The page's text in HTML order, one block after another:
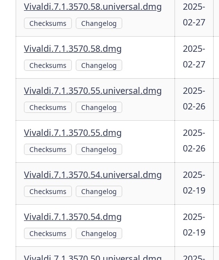
Vivaldi.7.1.3570.58.universal.dmg
Checksums Changelog
2025-
02-27
Vivaldi.7.1.3570.58.dmg
Checksums Changelog
2025-
02-27
Vivaldi.7.1.3570.55.universal.dmg
Checksums Changelog
2025-
02-26
Vivaldi.7.1.3570.55.dmg
Checksums Changelog
2025-
02-26
Vivaldi.7.1.3570.54.universal.dmg
Checksums Changelog
2025-
02-19
Vivaldi.7.1.3570.54.dmg
Checksums Changelog
2025-
02-19